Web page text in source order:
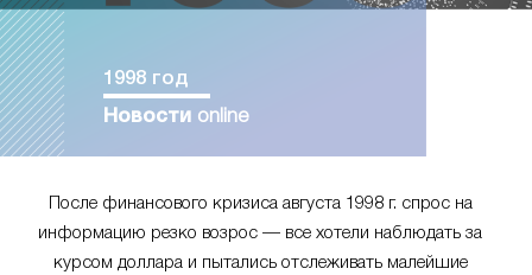
1998 год
Новости online
После финансового кризиса августа 1998 г. спрос на
информацию резко возрос — все хотели наблюдать за
курсом доллара и пытались отслеживать малейшие